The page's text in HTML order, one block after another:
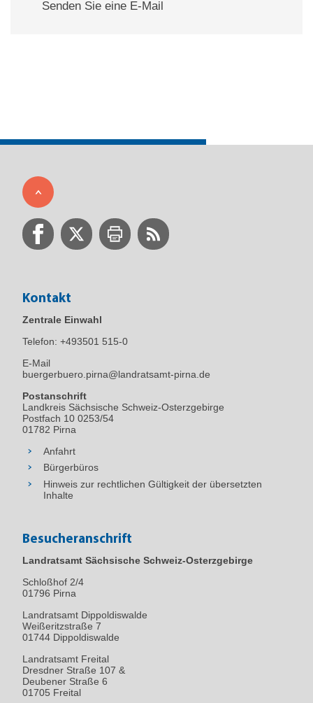
Senden Sie eine E-Mail
Kontakt
Zentrale Einwahl
Telefon: +493501 515-0
E-Mail
buergerbuero.pirna@landratsamt-pirna.de
Postanschrift
Landkreis Sächsische Schweiz-Osterzgebirge
Postfach 10 0253/54
01782 Pirna
Anfahrt
Bürgerbüros
Hinweis zur rechtlichen Gültigkeit der übersetzten
Inhalte
Besucheranschrift
Landratsamt Sächsische Schweiz-Osterzgebirge
Schloßhof 2/4
01796 Pirna
Landratsamt Dippoldiswalde
Weißeritzstraße 7
01744 Dippoldiswalde
Landratsamt Freital
Dresdner Straße 107 &
Deubener Straße 6
01705 Freital